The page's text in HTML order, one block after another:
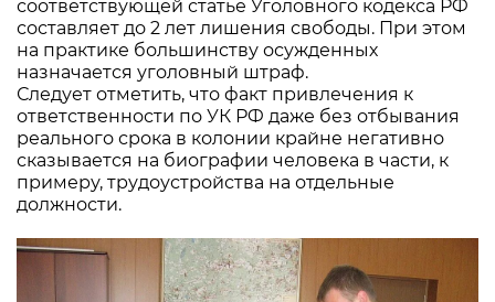
соответствующей статье Уголовного кодекса РФ
составляет до 2 лет лишения свободы. При этом
на практике большинству осужденных
назначается уголовный штраф.
Следует отметить, что факт привлечения к
ответственности по УК РФ даже без отбывания
реального срока в колонии крайне негативно
сказывается на биографии человека в части, к
примеру, трудоустройства на отдельные
должности.